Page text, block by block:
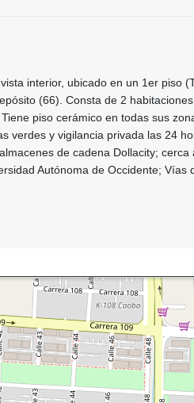
interior, ubicado en un 1er piso
(66). Consta de 2
piso cerámico en todas sus
verdes y vigilancia privada las 24
de cadena Dollacity;
Autónoma de Occidente; Vías